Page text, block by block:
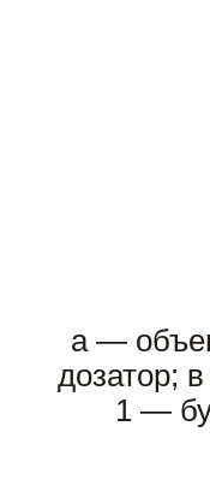
а —
дозатор;
1 —